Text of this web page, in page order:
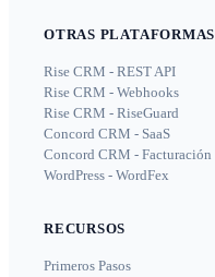
OTRAS PLATAFORMAS
Rise CRM - REST API
Rise CRM - Webhooks
Rise CRM - RiseGuard
Concord CRM - SaaS
Concord CRM - Facturación
WordPress - WordFex
RECURSOS
Primeros Pasos